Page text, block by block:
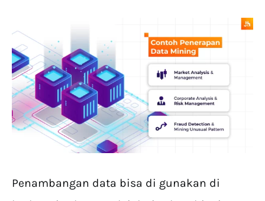
Penambangan data bisa di gunakan di